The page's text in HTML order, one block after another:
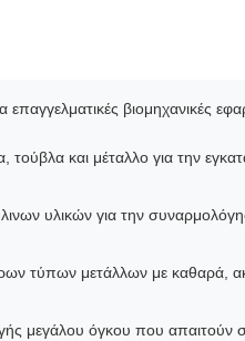
βιομηχανικές
τούβλα και μέταλλο για την
υλικών για την
τύπων μετάλλων με καθαρά,
μεγάλου όγκου που απαιτούν